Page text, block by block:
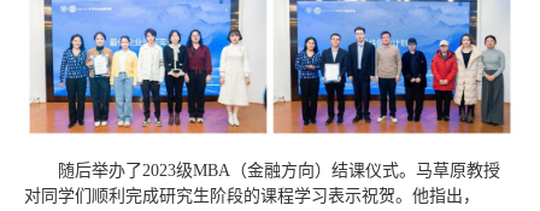
随后举办了2023级MBA（金融方向）结课仪式。马草原教授
对同学们顺利完成研究生阶段的课程学习表示祝贺。他指出，